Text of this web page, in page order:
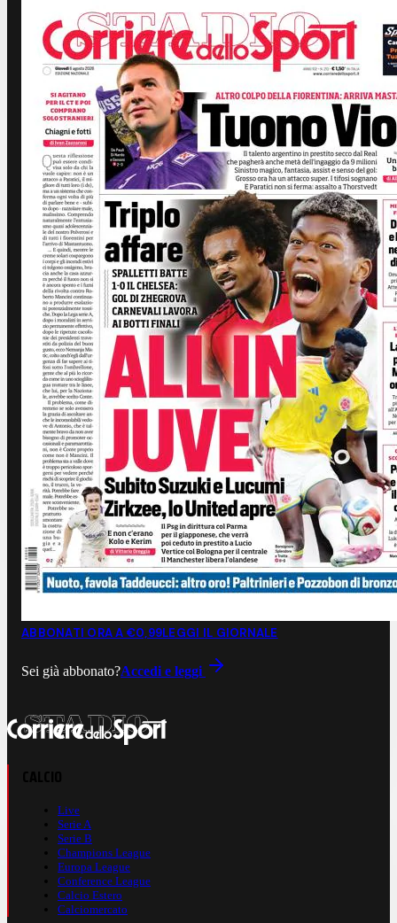
ABBONATI ORA A €0,99LEGGI IL GIORNALE
Sei già abbonato?Accedi e leggi
Live
Serie A
Serie B
Champions League
Europa League
Conference League
Calcio Estero
Calciomercato